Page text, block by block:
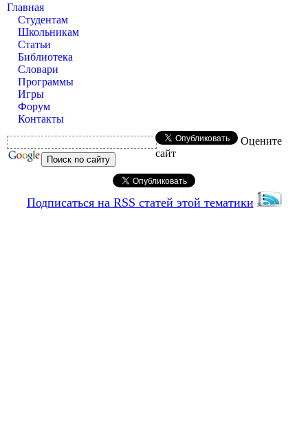
Главная
Студентам
Школьникам
Статьи
Библиотека
Словари
Программы
Игры
Форум
Контакты
Оцените
сайт
Подписаться на RSS статей этой тематики